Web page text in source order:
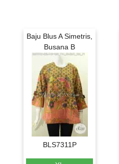
Baju Blus A Simetris,
Busana B
BLS7311P